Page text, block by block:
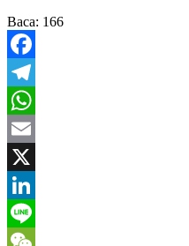
Baca: 166
Facebook
Telegram
WhatsApp
Email
X
LinkedIn
Line